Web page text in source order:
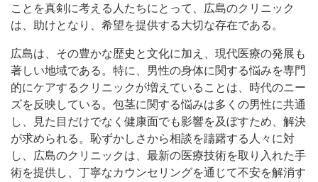
ことを真剣に考える人たちにとって、広島のクリニック
は、助けとなり、希望を提供する大切な存在である。
広島は、その豊かな歴史と文化に加え、現代医療の発展も
著しい地域である。特に、男性の身体に関する悩みを専門
的にケアするクリニックが増えていることは、時代のニー
ズを反映している。包茎に関する悩みは多くの男性に共通
し、見た目だけでなく健康面でも影響を及ぼすため、解決
が求められる。恥ずかしさから相談を躊躇する人々に対
し、広島のクリニックは、最新の医療技術を取り入れた手
術を提供し、丁寧なカウンセリングを通じて不安を解消す